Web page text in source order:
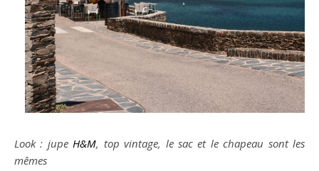
Look : jupeH&M, top vintage, le sac et le chapeau sont les
mêmes